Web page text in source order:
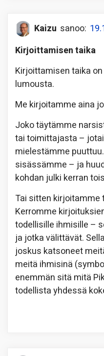
Kaizu sanoo:
Kirjoittamisen taika
Kirjoittamisen taika
lumousta.
Me kirjoitamme aina
Joko täytämme
tai toimittajasta –
mielestämme
sisässämme – ja
kohdan julki kerran
Tai sitten
Kerromme
todellisille ihmisille –
ja jotka välittävät.
joskus katsoneet
meitä ihmisinä
enemmän sitä mitä
todellista yhdessä